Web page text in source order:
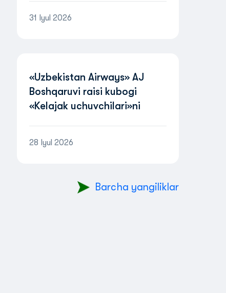
31 Iyul 2026
«Uzbekistan Airways» AJ
Boshqaruvi raisi kubogi
«Kelajak uchuvchilari»ni
28 Iyul 2026
Barcha yangiliklar